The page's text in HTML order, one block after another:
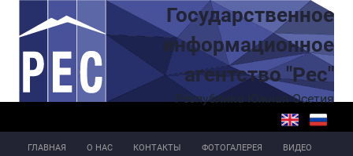
Перейти к основному содержаниюГосударственное
информационное
агентство "Рес"
Республика Южная Осетия
ГЛАВНАЯ О НАС КОНТАКТЫ ФОТОГАЛЕРЕЯ ВИДЕО